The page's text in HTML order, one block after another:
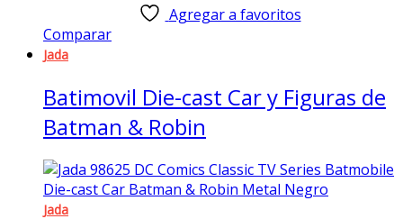
Agregar a favoritos
Comparar
Jada
Batimovil Die-cast Car y Figuras de
Batman & Robin
Jada